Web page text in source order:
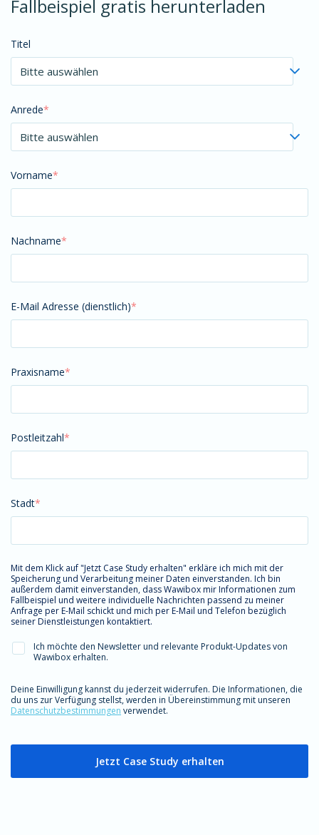
Fallbeispiel gratis herunterladen
Titel
Anrede*
Vorname*
Nachname*
E-Mail Adresse (dienstlich)*
Praxisname*
Postleitzahl*
Stadt*
Mit dem Klick auf "Jetzt Case Study erhalten" erkläre ich mich mit der
Speicherung und Verarbeitung meiner Daten einverstanden. Ich bin
außerdem damit einverstanden, dass Wawibox mir Informationen zum
Fallbeispiel und weitere individuelle Nachrichten passend zu meiner
Anfrage per E-Mail schickt und mich per E-Mail und Telefon bezüglich
seiner Dienstleistungen kontaktiert.
Ich möchte den Newsletter und relevante Produkt-Updates von
Wawibox erhalten.
Deine Einwilligung kannst du jederzeit widerrufen. Die Informationen, die
du uns zur Verfügung stellst, werden in Übereinstimmung mit unseren
Datenschutzbestimmungen verwendet.